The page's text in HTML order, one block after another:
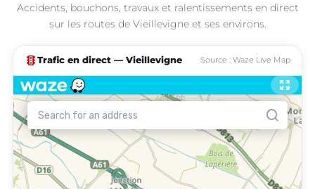
Accidents, bouchons, travaux et ralentissements en direct
sur les routes de Vieillevigne et ses environs.
traffic Trafic en direct — Vieillevigne Source : Waze Live Map